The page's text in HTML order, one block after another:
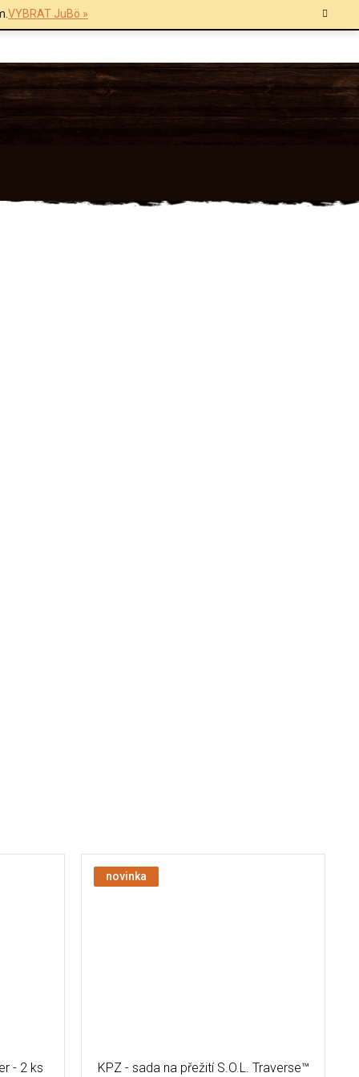
VYBRAT JuBö »
- 2 ks
novinka
KPZ - sada na přežití S.O.L. Traverse™